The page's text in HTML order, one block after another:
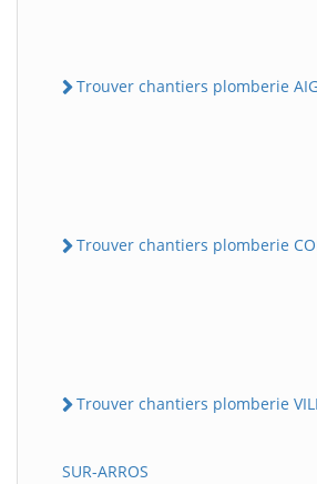
Trouver chantiers plomberie
Trouver chantiers plomberie
Trouver chantiers plomberie
SUR-ARROS